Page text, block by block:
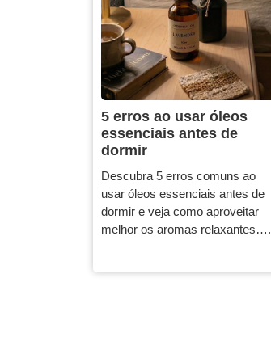
5 erros ao usar óleos
essenciais antes de
dormir
Descubra 5 erros comuns ao
usar óleos essenciais antes de
dormir e veja como aproveitar
melhor os aromas relaxantes….